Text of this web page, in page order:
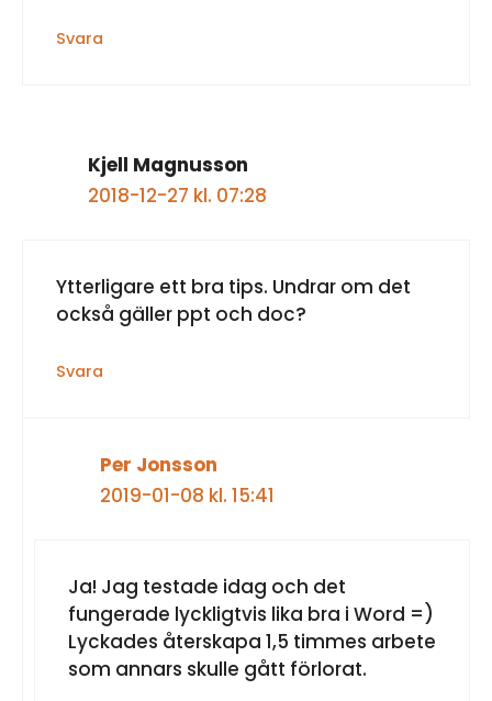
Svara
Kjell Magnusson
2018-12-27 kl. 07:28
Ytterligare ett bra tips. Undrar om det
också gäller ppt och doc?
Svara
Per Jonsson
2019-01-08 kl. 15:41
Ja! Jag testade idag och det
fungerade lyckligtvis lika bra i Word =)
Lyckades återskapa 1,5 timmes arbete
som annars skulle gått förlorat.